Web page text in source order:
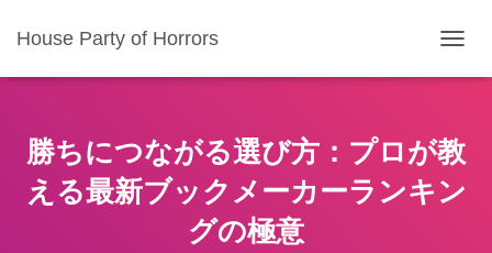
House Party of Horrors
O
L
E
A
勝ちにつながる選び方：プロが教
える最新ブックメーカーランキン
グの極意